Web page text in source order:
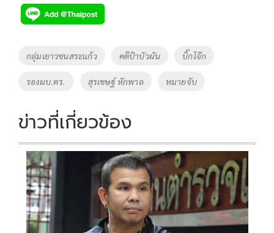
e
b
o
k
tt
er
p
y
Li
k
Tags
กลุ่มเยาวชนสระแก้ว คดีป้าบัวผัน บิ๊กโจ๊ก
รองผบ.ตร. สุรเชษฐ์ หักพาล หมายจับ
ข่าวที่เกี่ยวข้อง